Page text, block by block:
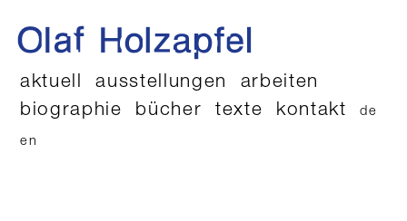
aktuell ausstellungen
arbeiten
biographie
bücher texte kontakt de
en